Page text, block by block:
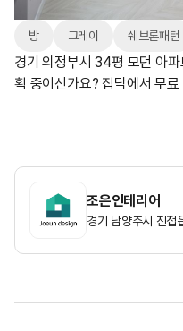
방 그레이 쉐브론패턴
경기 의정부시 34평 모던 아
획 중이신가요? 집닥에서 무
조은인테리어
경기 남양주시 진접